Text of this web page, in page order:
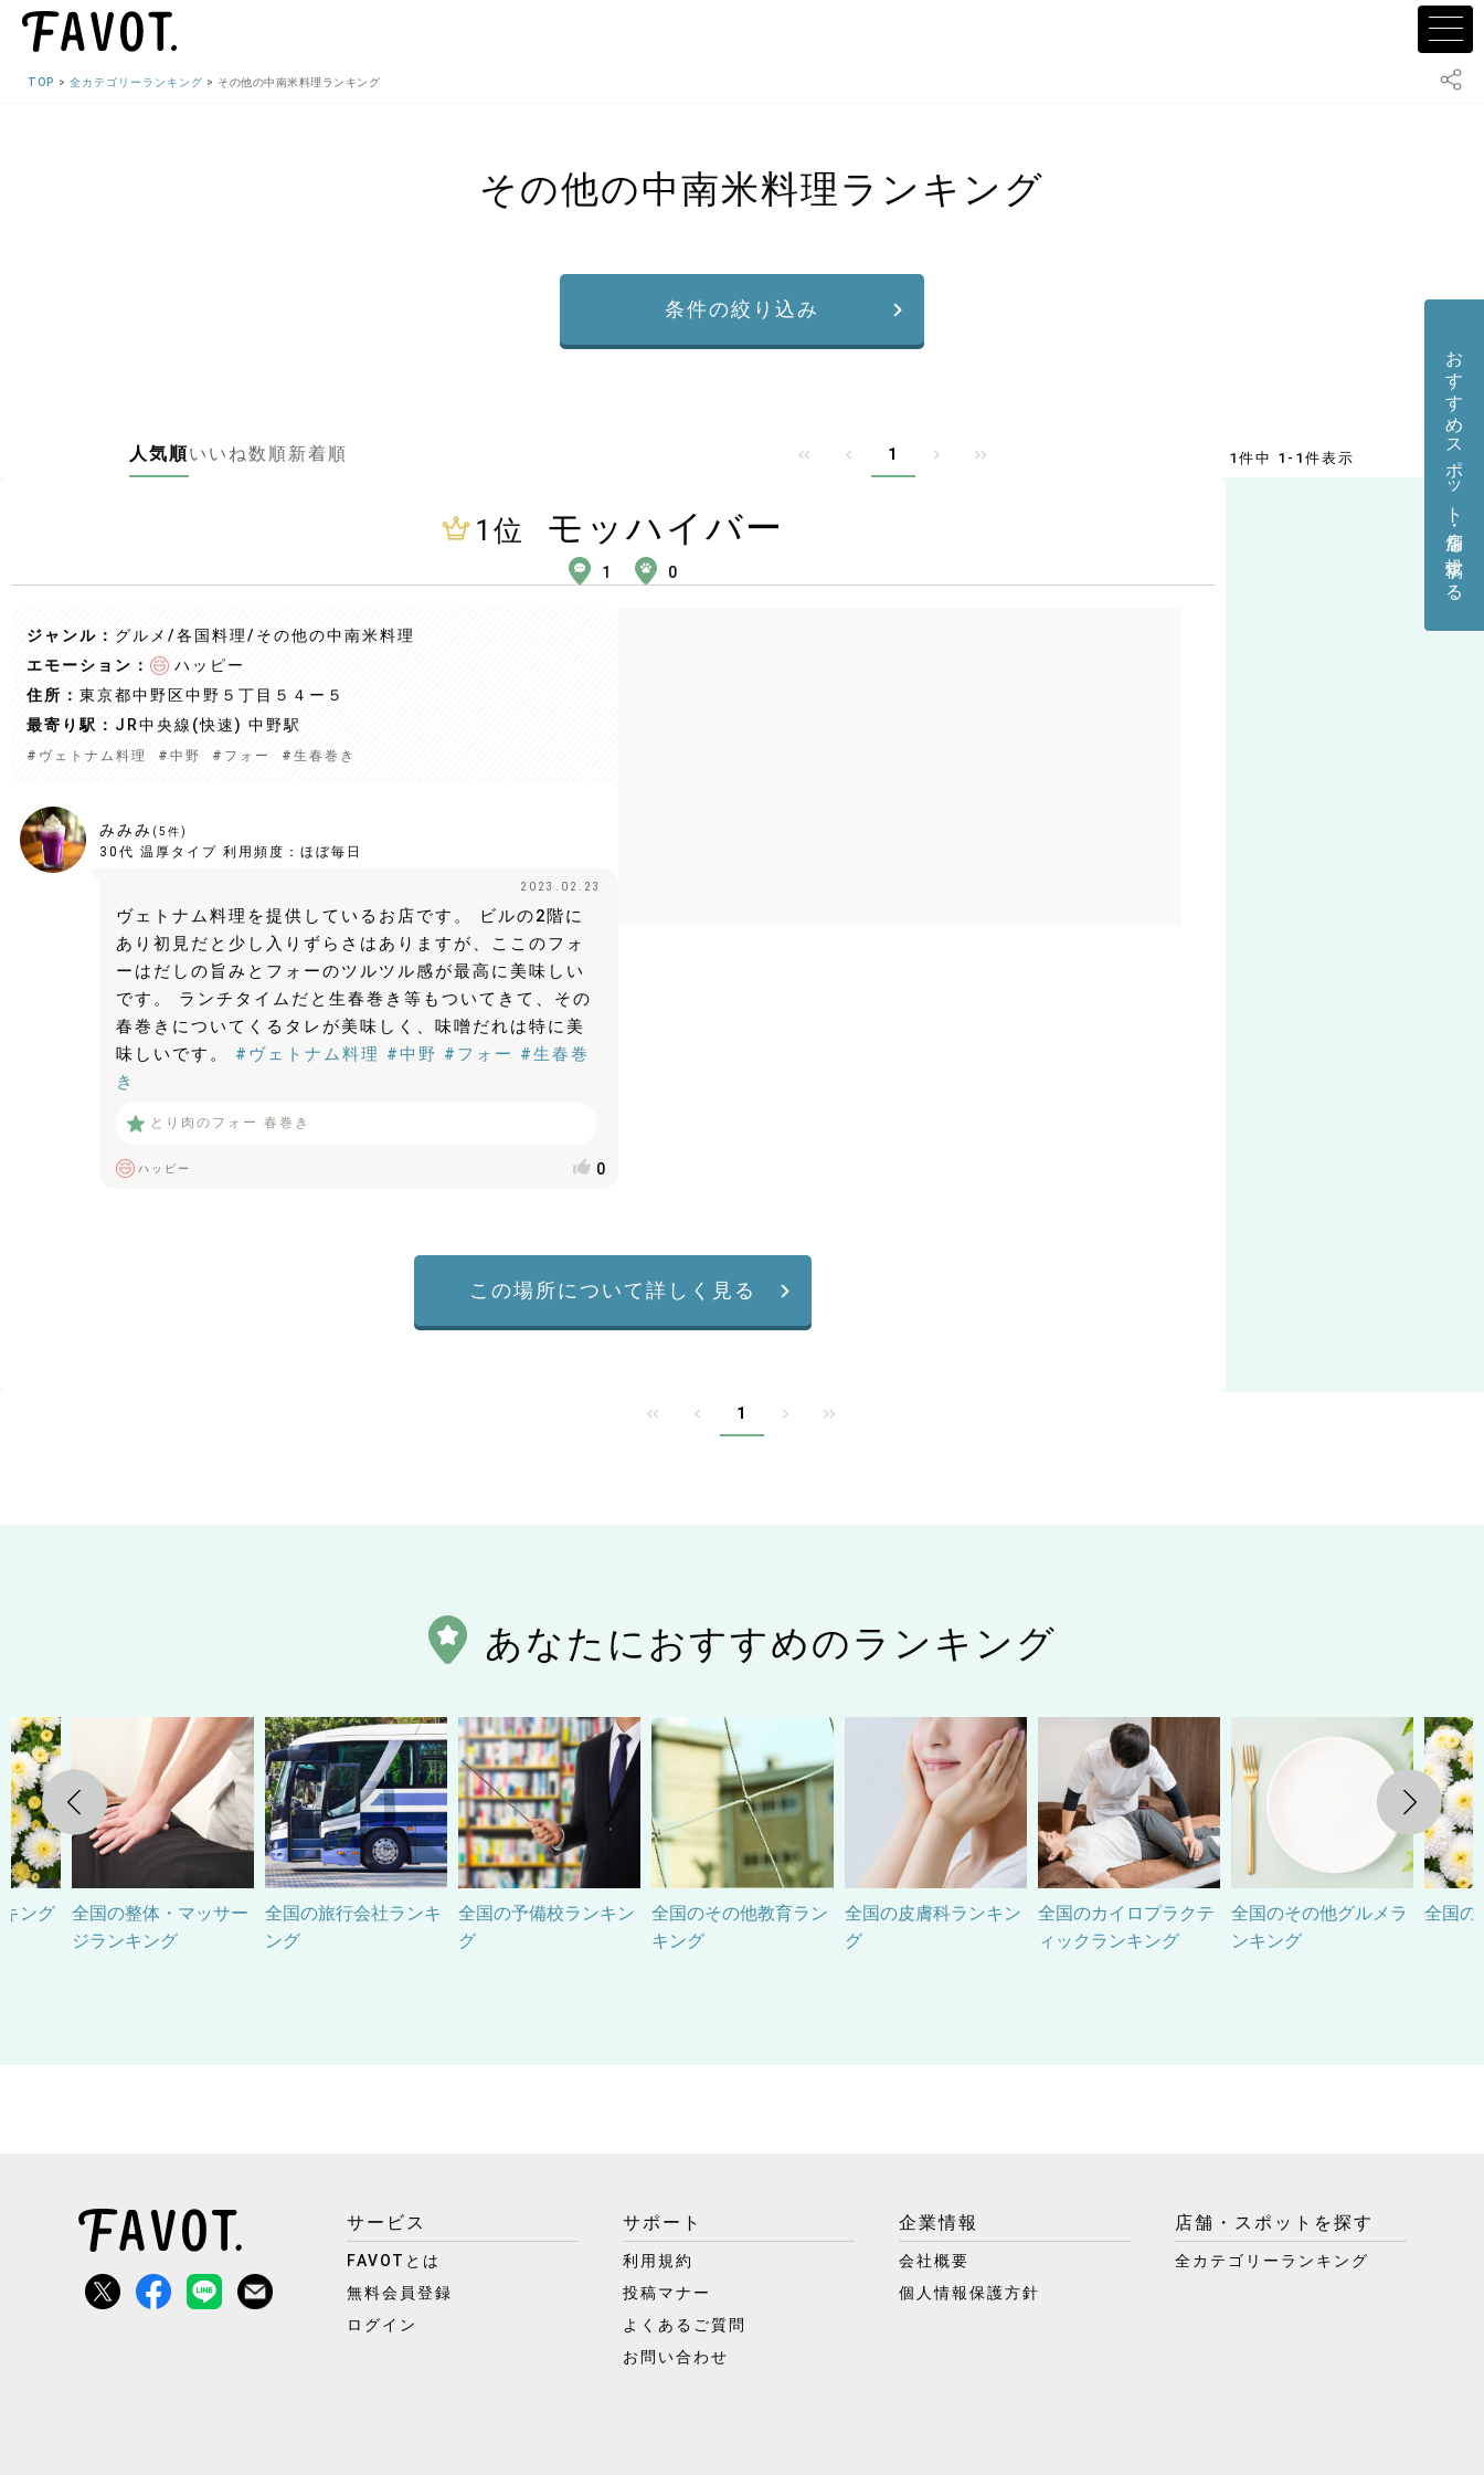
TOP 全カテゴリーランキング その他の中南米料理ランキング
その他の中南米料理ランキング
条件の絞り込み
人気順いいね数順新着順 1 1件中 1-1件表示
1 位 モッハイバー
1 0
ジャンル： グルメ/各国料理/その他の中南米料理
エモーション：
ハッピー
住所： 東京都中野区中野５丁目５４ー５
最寄り駅： JR中央線(快速) 中野駅
# ヴェトナム料理 # 中野 # フォー # 生春巻き
みみみ ( 5 件)
30代 温厚タイプ 利用頻度： ほぼ毎日
2023.02.23
ヴェトナム料理を提供しているお店です。 ビルの2階に
あり初見だと少し入りずらさはありますが、ここのフォ
ーはだしの旨みとフォーのツルツル感が最高に美味しい
です。 ランチタイムだと生春巻き等もついてきて、その
春巻きについてくるタレが美味しく、味噌だれは特に美
味しいです。 #ヴェトナム料理 #中野 #フォー #生春巻
き
ハッピー 0
とり肉のフォー 春巻き
この場所について詳しく見る
1
あなたにおすすめのランキング
Previous
ング
全国の整体・マッサー
ジランキング
全国の旅行会社ランキ
ング
全国の予備校ランキン
グ
全国のその他教育ラン
キング
全国の皮膚科ランキン
グ
全国のカイロプラクテ
ィックランキング
全国のその他グルメラ
ンキング
全国の
Next
おすすめスポット・店舗を投稿する
サービス
FAVOTとは
無料会員登録
ログイン
サポート
利用規約
投稿マナー
よくあるご質問
お問い合わせ
企業情報
会社概要
個人情報保護方針
店舗・スポットを探す
全カテゴリーランキング